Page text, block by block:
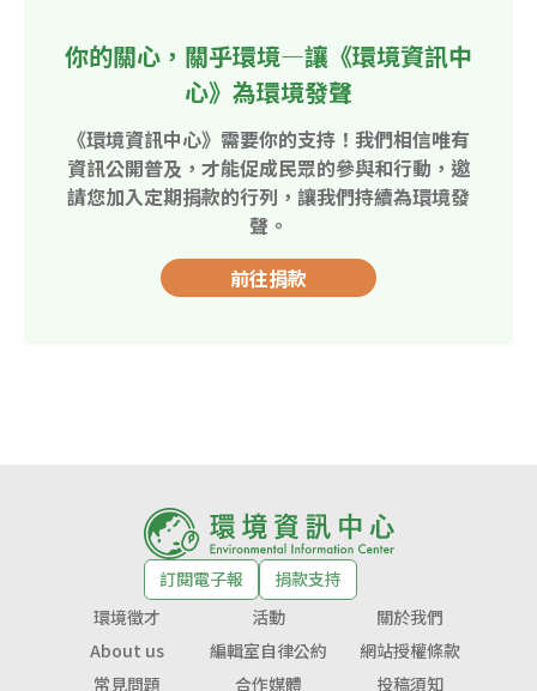
你的關心，關乎環境—讓《環境資訊中
心》為環境發聲
《環境資訊中心》需要你的支持！我們相信唯有
資訊公開普及，才能促成民眾的參與和行動，邀
請您加入定期捐款的行列，讓我們持續為環境發
聲。
前往捐款
訂閱電子報
捐款支持
環境徵才
活動
關於我們
About us
編輯室自律公約
網站授權條款
常見問題
合作媒體 投稿須知